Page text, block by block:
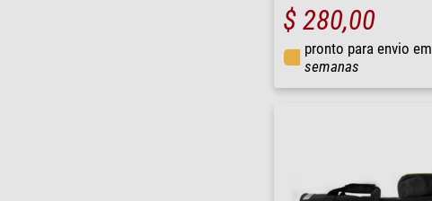
$ 280,00
pronto para envio em
semanas